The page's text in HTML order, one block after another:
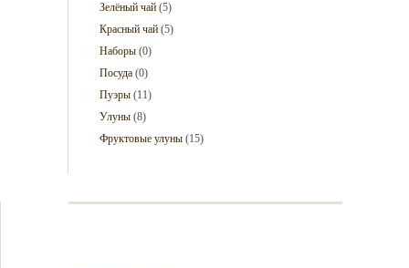
Зелёный чай (5)
Красный чай (5)
Наборы (0)
Посуда (0)
Пуэры (11)
Улуны (8)
Фруктовые улуны (15)